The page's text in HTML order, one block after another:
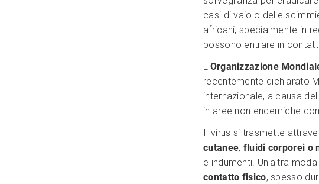
casi di vaiolo delle
africani, specialmente in
possono entrare in
L'Organizzazione
recentemente dichiarato
internazionale, a causa
in aree non endemiche
Il virus si trasmette
cutanee, fluidi corporei o
e indumenti. Un'altra
contatto fisico, spesso